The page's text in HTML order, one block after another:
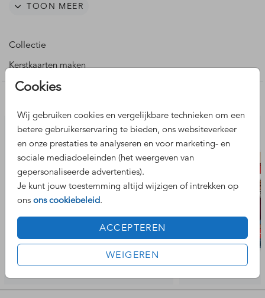
Cookies
Wij gebruiken cookies en vergelijkbare technieken om een
betere gebruikerservaring te bieden, ons websiteverkeer
en onze prestaties te analyseren en voor marketing- en
sociale mediadoeleinden (het weergeven van
gepersonaliseerde advertenties).
Je kunt jouw toestemming altijd wijzigen of intrekken op
ons ons cookiebeleid.
ACCEPTEREN
WEIGEREN
tover een glimlach op het gezicht van de ontvanger.
TOON MEER
Collectie
Kerstkaarten maken